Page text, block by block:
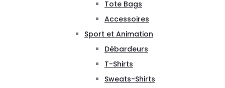
Tote Bags
Accessoires
Sport et Animation
Débardeurs
T-Shirts
Sweats-Shirts